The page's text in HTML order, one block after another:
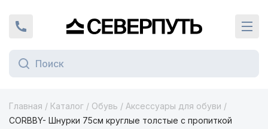
+7 (924) 924-16-46Вернуться на главную страницу
Главная / Каталог / Обувь / Аксессуары для обуви /
CORBBY- Шнурки 75см круглые толстые с пропиткой